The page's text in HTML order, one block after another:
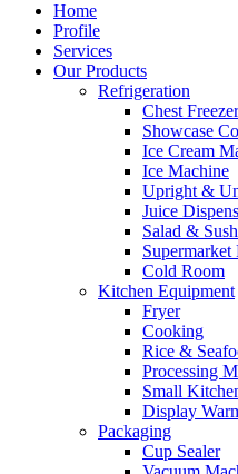
Home
Profile
Services
Our Products
Refrigeration
Chest Freezer
Showcase
Ice Cream
Ice Machine
Upright &
Juice
Salad &
Supermarket
Cold Room
Kitchen Equipment
Fryer
Cooking
Rice &
Processing
Small
Display
Packaging
Cup Sealer